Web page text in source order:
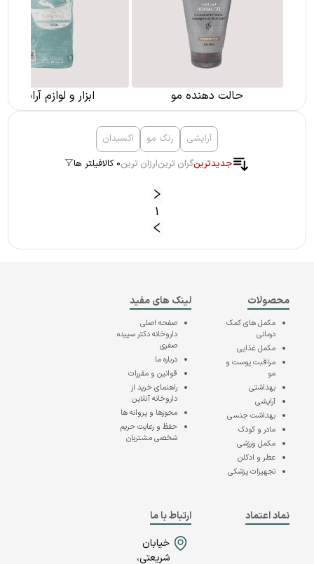
حالت دهنده مو ابزار و لوازم آرایشی
آرایشی رنگ مو
اکسیدان
جدیدترینگران ترینارزان ترین0 کالا فیلتر ها
1
محصولات
مکمل های کمک
درمانی
مکمل غذایی
مراقبت پوست و
مو
بهداشتی
آرایشی
بهداشت جنسی
مادر و کودک
مکمل ورزشی
عطر و ادکلن
تجهیزات پزشکی
لینک های مفید
صفحه اصلی
داروخانه دکتر سپیده
صفری
درباره ما
قوانین و مقررات
راهنمای خرید از
داروخانه آنلاین
مجوزها و پروانه ها
حفظ و رعایت حریم
شخصی مشتریان
نماد اعتماد
ارتباط با ما
خیابان
شریعتی،